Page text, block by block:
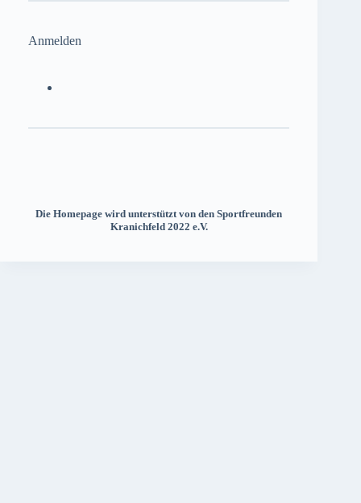
Anmelden
Die Homepage wird unterstützt von den Sportfreunden
Kranichfeld 2022 e.V.